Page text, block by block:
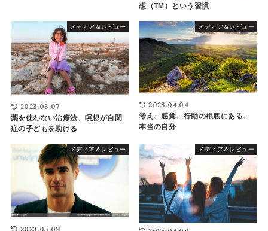
想（TM）という習慣
メディア＆レビュー
2023.03.07
薬を使わない治療法、瞑想が自閉
症の子どもを助ける
メディア＆レビュー
2023.04.04
考え、感覚、行動の根底にある、
本当の自分
メディア＆レビュー
2023.05.09
メディア＆レビュー